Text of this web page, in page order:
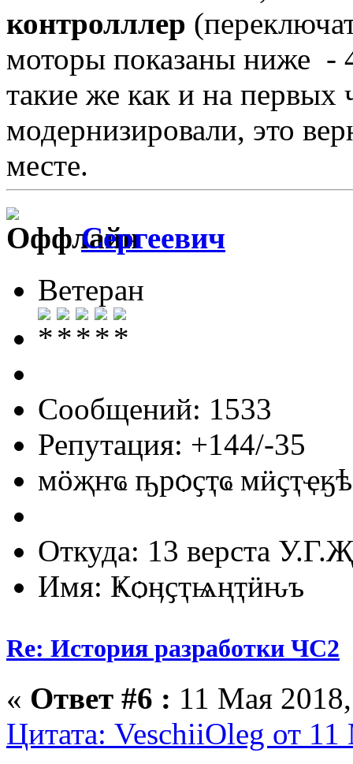
контролллер
моторы показаны ниже -
такие же как и на первых
модернизировали, это
месте.
Сергеевич
Ветеран
Сообщений: 1533
Репутация: +144/-35
мӧҗҥҩ ҧрѻҫҭҩ
Откуда: 13 верста
Имя: Ҝѻӊҫҭѩңҭӥԋъ
Re: История разработки ЧС2
« Ответ #6 : 11 Мая
Цитата: VeschiiOleg от